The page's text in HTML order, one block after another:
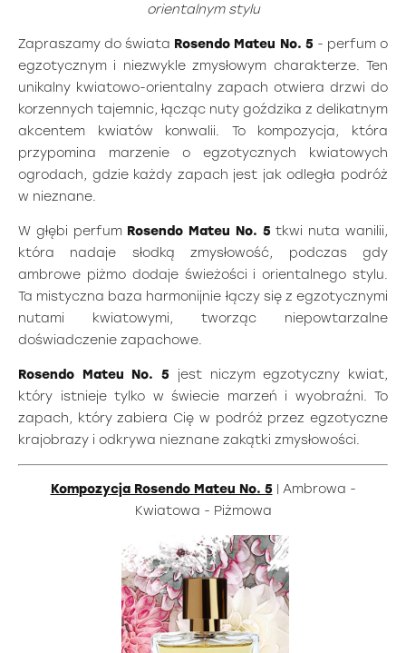
orientalnym stylu
Zapraszamy do świata Rosendo Mateu No. 5 - perfum o
egzotycznym i niezwykle zmysłowym charakterze. Ten
unikalny kwiatowo-orientalny zapach otwiera drzwi do
korzennych tajemnic, łącząc nuty goździka z delikatnym
akcentem kwiatów konwalii. To kompozycja, która
przypomina marzenie o egzotycznych kwiatowych
ogrodach, gdzie każdy zapach jest jak odległa podróż
w nieznane.
W głębi perfum Rosendo Mateu No. 5 tkwi nuta wanilii,
która nadaje słodką zmysłowość, podczas gdy
ambrowe piżmo dodaje świeżości i orientalnego stylu.
Ta mistyczna baza harmonijnie łączy się z egzotycznymi
nutami kwiatowymi, tworząc niepowtarzalne
doświadczenie zapachowe.
Rosendo Mateu No. 5 jest niczym egzotyczny kwiat,
który istnieje tylko w świecie marzeń i wyobraźni. To
zapach, który zabiera Cię w podróż przez egzotyczne
krajobrazy i odkrywa nieznane zakątki zmysłowości.
Kompozycja Rosendo Mateu No. 5 | Ambrowa -
Kwiatowa - Piżmowa